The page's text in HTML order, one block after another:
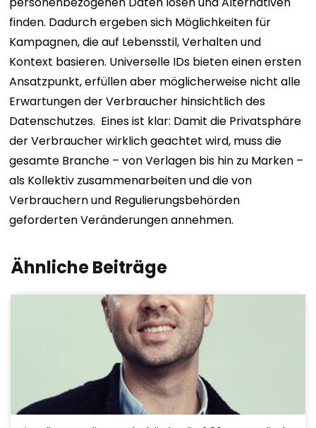
finden. Dadurch ergeben sich Möglichkeiten für
Kampagnen, die auf Lebensstil, Verhalten und
Kontext basieren. Universelle IDs bieten einen ersten
Ansatzpunkt, erfüllen aber möglicherweise nicht alle
Erwartungen der Verbraucher hinsichtlich des
Datenschutzes. Eines ist klar: Damit die Privatsphäre
der Verbraucher wirklich geachtet wird, muss die
gesamte Branche – von Verlagen bis hin zu Marken –
als Kollektiv zusammenarbeiten und die von
Verbrauchern und Regulierungsbehörden
geforderten Veränderungen annehmen.
Ähnliche Beiträge